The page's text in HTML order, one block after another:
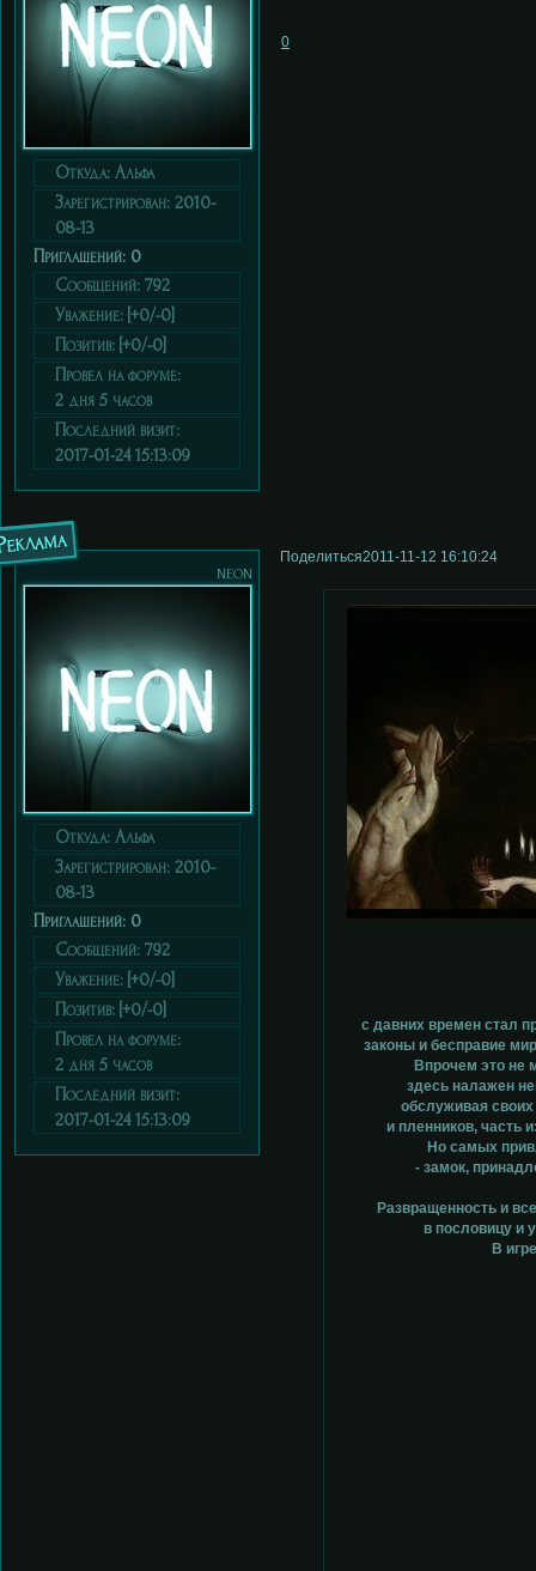
Откуда: Альфа
Зарегистрирован: 2010-
08-13
Приглашений: 0
Сообщений: 792
Уважение: [+0/-0]
Позитив: [+0/-0]
Провел на форуме:
2 дня 5 часов
Последний визит:
2017-01-24 15:13:09
0
Поделиться2011-11-12 16:10:24
neon
Откуда: Альфа
Зарегистрирован: 2010-
08-13
Приглашений: 0
Сообщений: 792
Уважение: [+0/-0]
Позитив: [+0/-0]
Провел на форуме:
2 дня 5 часов
Последний визит:
2017-01-24 15:13:09
с давних времен стал
законы и бесправие
Впрочем это не
здесь налажен
обслуживая своих
и пленников, часть
Но самых
- замок,
Развращенность и
в пословицу и
В